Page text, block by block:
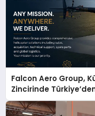
Falcon Aero Group,
Zincirinde